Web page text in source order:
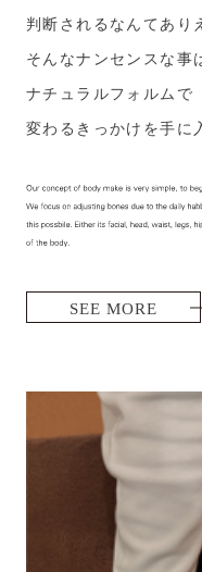
判断されるなんてあり
そんなナンセンスな事
ナチュラルフォルムで
変わるきっかけを手に
SEE MORE